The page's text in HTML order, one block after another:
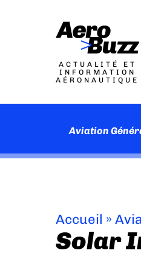
ACTUALITÉ ET
INFORMATION
AÉRONAUTIQUE
Aviation
Accueil »
Solar